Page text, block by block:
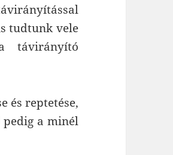
tudtunk vele
távirányító
és reptetése,
a minél